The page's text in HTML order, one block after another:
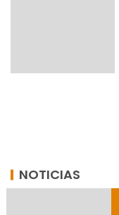
NOTICIAS